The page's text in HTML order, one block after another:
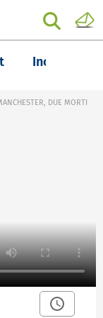
Inchieste
DUE MORTI